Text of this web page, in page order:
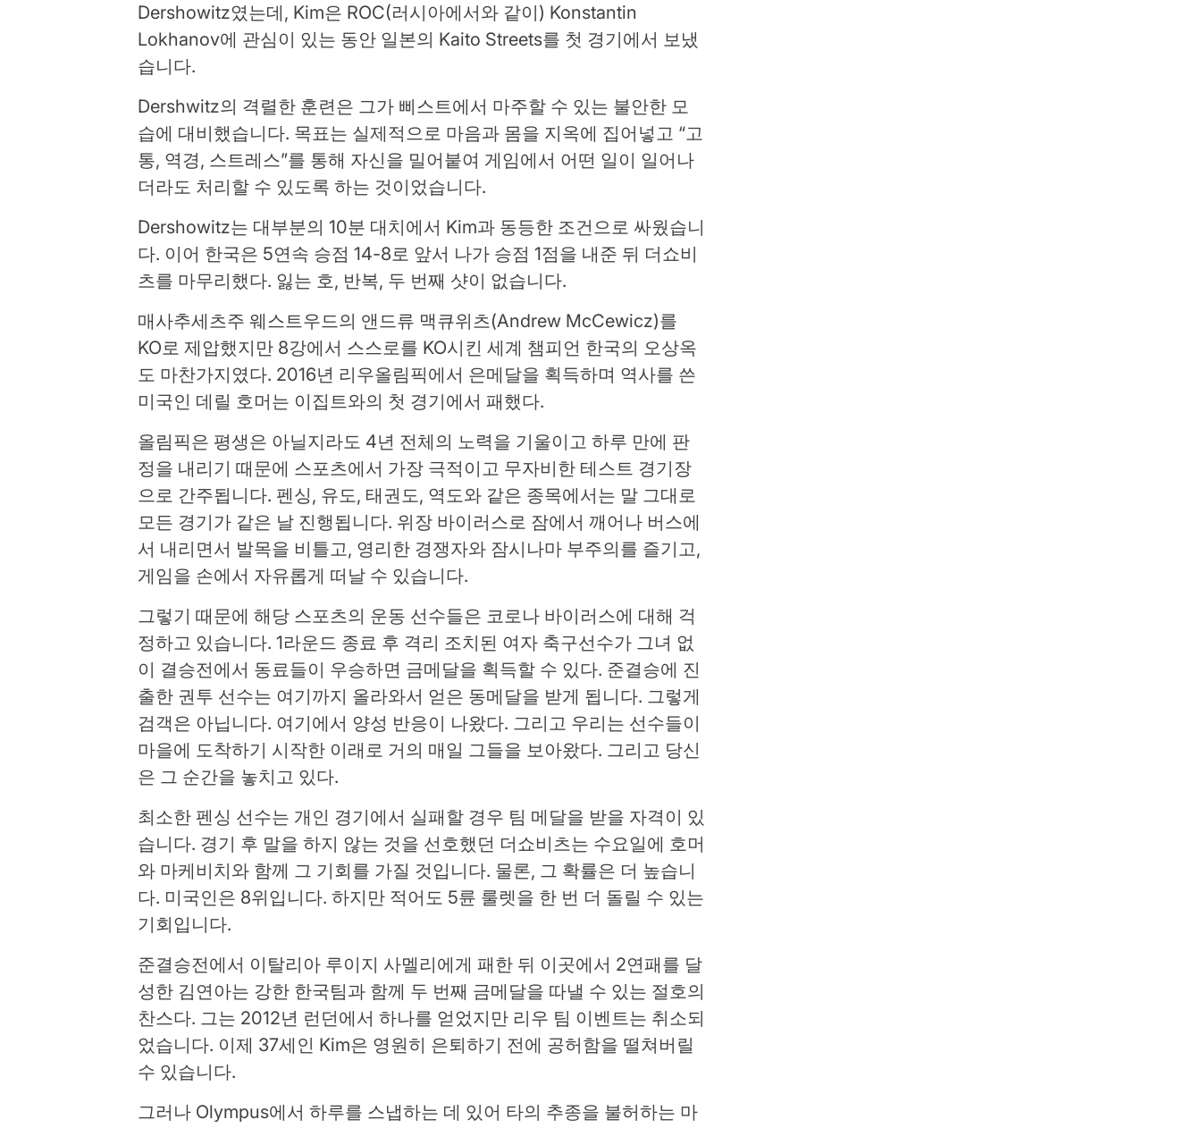
Dershowitz였는데, Kim은 ROC(러시아에서와 같이) Konstantin
Lokhanov에 관심이 있는 동안 일본의 Kaito Streets를 첫 경기에서 보냈
습니다.
Dershwitz의 격렬한 훈련은 그가 삐스트에서 마주할 수 있는 불안한 모
습에 대비했습니다. 목표는 실제적으로 마음과 몸을 지옥에 집어넣고 “고
통, 역경, 스트레스”를 통해 자신을 밀어붙여 게임에서 어떤 일이 일어나
더라도 처리할 수 있도록 하는 것이었습니다.
Dershowitz는 대부분의 10분 대치에서 Kim과 동등한 조건으로 싸웠습니
다. 이어 한국은 5연속 승점 14-8로 앞서 나가 승점 1점을 내준 뒤 더쇼비
츠를 마무리했다. 잃는 호, 반복, 두 번째 샷이 없습니다.
매사추세츠주 웨스트우드의 앤드류 맥큐위츠(Andrew McCewicz)를
KO로 제압했지만 8강에서 스스로를 KO시킨 세계 챔피언 한국의 오상옥
도 마찬가지였다. 2016년 리우올림픽에서 은메달을 획득하며 역사를 쓴
미국인 데릴 호머는 이집트와의 첫 경기에서 패했다.
올림픽은 평생은 아닐지라도 4년 전체의 노력을 기울이고 하루 만에 판
정을 내리기 때문에 스포츠에서 가장 극적이고 무자비한 테스트 경기장
으로 간주됩니다. 펜싱, 유도, 태권도, 역도와 같은 종목에서는 말 그대로
모든 경기가 같은 날 진행됩니다. 위장 바이러스로 잠에서 깨어나 버스에
서 내리면서 발목을 비틀고, 영리한 경쟁자와 잠시나마 부주의를 즐기고,
게임을 손에서 자유롭게 떠날 수 있습니다.
그렇기 때문에 해당 스포츠의 운동 선수들은 코로나 바이러스에 대해 걱
정하고 있습니다. 1라운드 종료 후 격리 조치된 여자 축구선수가 그녀 없
이 결승전에서 동료들이 우승하면 금메달을 획득할 수 있다. 준결승에 진
출한 권투 선수는 여기까지 올라와서 얻은 동메달을 받게 됩니다. 그렇게
검객은 아닙니다. 여기에서 양성 반응이 나왔다. 그리고 우리는 선수들이
마을에 도착하기 시작한 이래로 거의 매일 그들을 보아왔다. 그리고 당신
은 그 순간을 놓치고 있다.
최소한 펜싱 선수는 개인 경기에서 실패할 경우 팀 메달을 받을 자격이 있
습니다. 경기 후 말을 하지 않는 것을 선호했던 더쇼비츠는 수요일에 호머
와 마케비치와 함께 그 기회를 가질 것입니다. 물론, 그 확률은 더 높습니
다. 미국인은 8위입니다. 하지만 적어도 5륜 룰렛을 한 번 더 돌릴 수 있는
기회입니다.
준결승전에서 이탈리아 루이지 사멜리에게 패한 뒤 이곳에서 2연패를 달
성한 김연아는 강한 한국팀과 함께 두 번째 금메달을 따낼 수 있는 절호의
찬스다. 그는 2012년 런던에서 하나를 얻었지만 리우 팀 이벤트는 취소되
었습니다. 이제 37세인 Kim은 영원히 은퇴하기 전에 공허함을 떨쳐버릴
수 있습니다.
그러나 Olympus에서 하루를 스냅하는 데 있어 타의 추종을 불허하는 마